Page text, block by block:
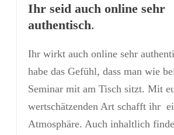
Ihr seid auch online sehr
authentisch.
Ihr wirkt auch online sehr
habe das Gefühl, dass man wie
Seminar mit am Tisch sitzt. Mit
wertschätzenden Art schafft ihr
Atmosphäre. Auch inhaltlich